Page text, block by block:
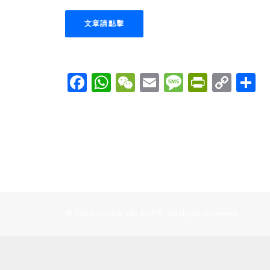
文章請點擊
Facebook
WhatsApp
WeChat
EmailMessage
Copy